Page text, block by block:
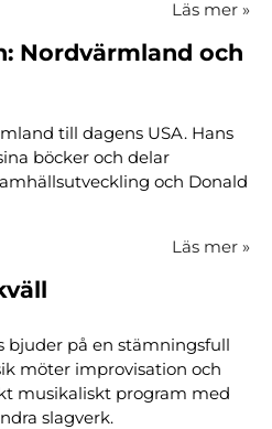
Läs mer »
Nordvärmland och
till dagens USA. Hans
böcker och delar
och Donald
Läs mer »
bjuder på en stämningsfull
möter improvisation och
musikaliskt program med
slagverk.